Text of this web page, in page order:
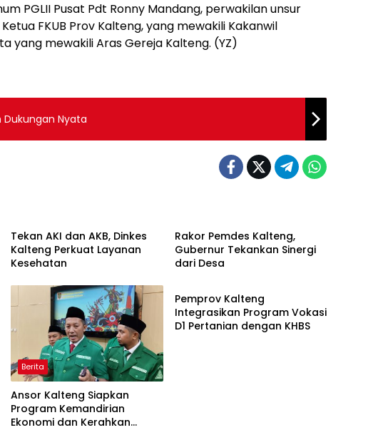
PGLII Pusat Pdt Ronny Mandang, perwakilan unsur
FKUB Prov Kalteng, yang mewakili Kakanwil
yang mewakili Aras Gereja Kalteng. (YZ)
Nyata
Tekan AKI dan AKB, Dinkes
Kalteng Perkuat Layanan
Kesehatan
Rakor Pemdes Kalteng,
Gubernur Tekankan Sinergi
dari Desa
Berita
Ansor Kalteng Siapkan
Program Kemandirian
Ekonomi dan Kerahkan
Berita
Pemprov Kalteng
Integrasikan Program Vokasi
D1 Pertanian dengan KHBS